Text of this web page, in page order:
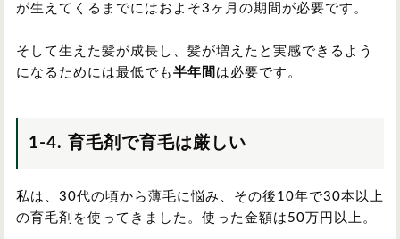
が生えてくるまでにはおよそ3ヶ月の期間が必要です。
そして生えた髪が成長し、髪が増えたと実感できるよう
になるためには最低でも 半年間 は必要です。
1-4. 育毛剤で育毛は厳しい
私は、30代の頃から薄毛に悩み、その後10年で30本以上
の育毛剤を使ってきました。使った金額は50万円以上。